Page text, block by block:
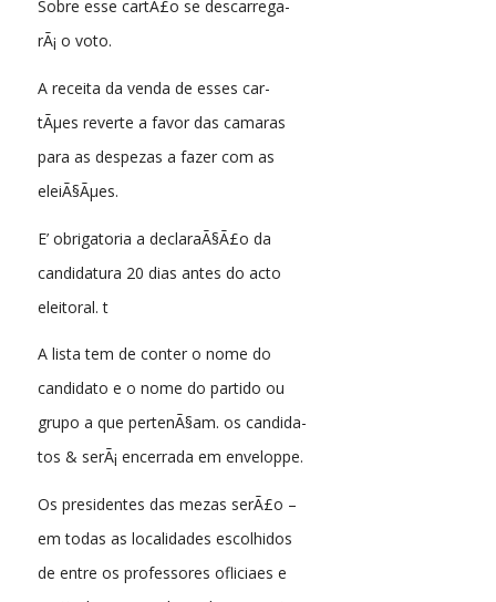
Sobre esse cartÃ£o se descarrega-
rÃ¡ o voto.
A receita da venda de esses car-
tÃµes reverte a favor das camaras
para as despezas a fazer com as
eleiÃ§Ãµes.
E’ obrigatoria a declaraÃ§Ã£o da
candidatura 20 dias antes do acto
eleitoral. t
A lista tem de conter o nome do
candidato e o nome do partido ou
grupo a que pertenÃ§am. os candida-
tos & serÃ¡ encerrada em enveloppe.
Os presidentes das mezas serÃ£o –
em todas as localidades escolhidos
de entre os professores ofliciaes e